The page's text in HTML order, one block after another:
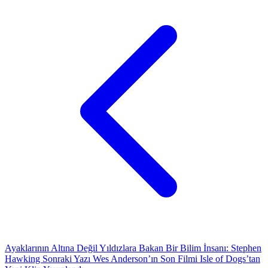
Ayaklarının Altına Değil Yıldızlara Bakan Bir Bilim İnsanı: Stephen
Hawking Sonraki Yazı Wes Anderson’ın Son Filmi Isle of Dogs’tan